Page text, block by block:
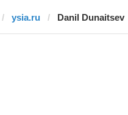
ysia.ru Danil Dunaitsev